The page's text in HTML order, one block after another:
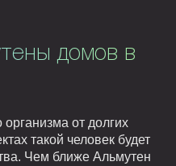
домов в
от долгих
такой человек будет
Чем ближе Альмутен